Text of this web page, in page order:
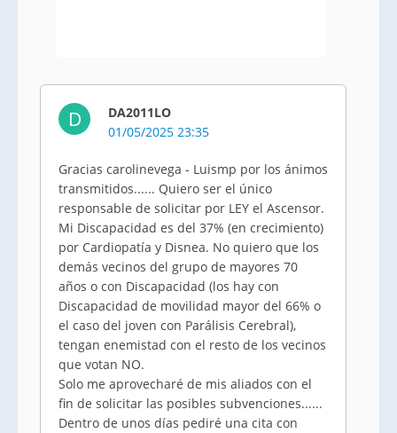
D
DA2011LO
01/05/2025 23:35
Gracias carolinevega - Luismp por los ánimos
transmitidos...... Quiero ser el único
responsable de solicitar por LEY el Ascensor.
Mi Discapacidad es del 37% (en crecimiento)
por Cardiopatía y Disnea. No quiero que los
demás vecinos del grupo de mayores 70
años o con Discapacidad (los hay con
Discapacidad de movilidad mayor del 66% o
el caso del joven con Parálisis Cerebral),
tengan enemistad con el resto de los vecinos
que votan NO.
Solo me aprovecharé de mis aliados con el
fin de solicitar las posibles subvenciones......
Dentro de unos días pediré una cita con